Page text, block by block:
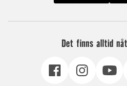
Det finns alltid